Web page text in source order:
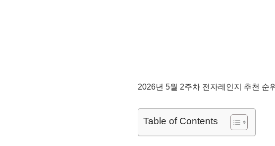
2026년 5월 2주차 전자레인지 추천 순
Table of Contents